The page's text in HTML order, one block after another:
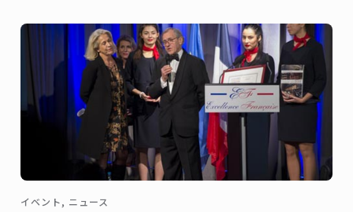
イベント, ニュース